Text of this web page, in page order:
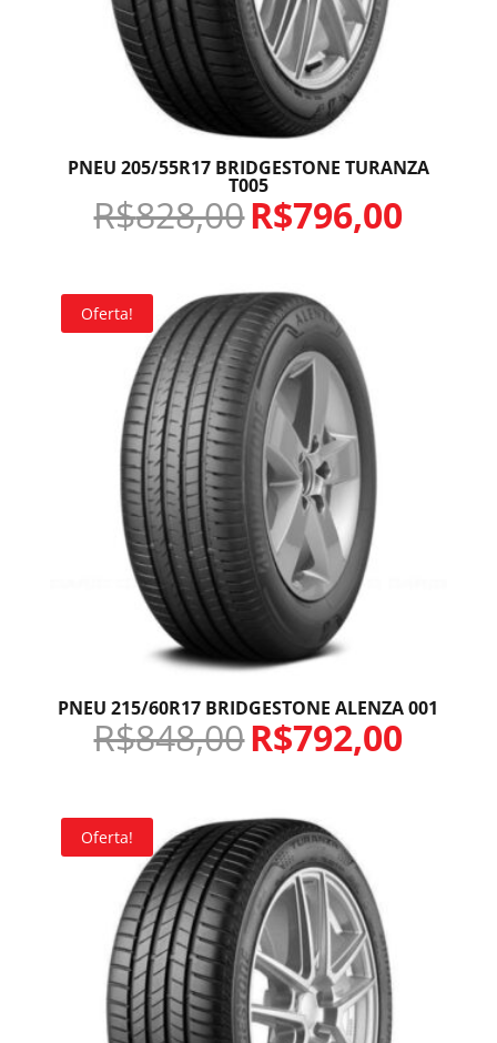
PNEU 205/55R17 BRIDGESTONE TURANZA
T005
R$828,00R$796,00
Oferta!
PNEU 215/60R17 BRIDGESTONE ALENZA 001
R$848,00R$792,00
Oferta!